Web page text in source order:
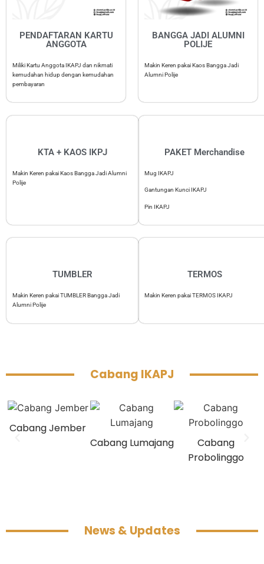
PENDAFTARAN KARTU
ANGGOTA
Miliki Kartu Anggota IKAPJ dan nikmati
kemudahan hidup dengan kemudahan
pembayaran
BANGGA JADI ALUMNI
POLIJE
Makin Keren pakai Kaos Bangga Jadi
Alumni Polije
KTA + KAOS IKPJ
Makin Keren pakai Kaos Bangga Jadi Alumni
Polije
PAKET Merchandise
Mug IKAPJ
Gantungan Kunci IKAPJ
Pin IKAPJ
TUMBLER
Makin Keren pakai TUMBLER Bangga Jadi
Alumni Polije
TERMOS
Makin Keren pakai TERMOS IKAPJ
Cabang IKAPJ
Cabang Jember
Cabang Lumajang
Cabang
Probolinggo
News & Updates